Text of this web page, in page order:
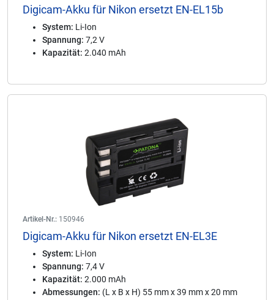
Digicam-Akku für Nikon ersetzt EN-EL15b
System: Li-Ion
Spannung: 7,2 V
Kapazität: 2.040 mAh
Artikel-Nr.: 150946
Digicam-Akku für Nikon ersetzt EN-EL3E
System: Li-Ion
Spannung: 7,4 V
Kapazität: 2.000 mAh
Abmessungen: (L x B x H) 55 mm x 39 mm x 20 mm